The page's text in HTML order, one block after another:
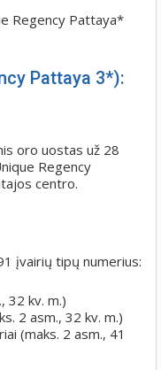
Regency Pattaya*
Pattaya 3*):
oro uostas už 28
Regency
centro.
įvairių tipų numerius:
32 kv. m.)
2 asm., 32 kv. m.)
(maks. 2 asm., 41